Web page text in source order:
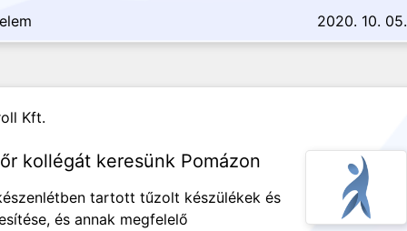
2020. 10. 05.
Kft.
kollégát keresünk Pomázon
tartott tűzolt készülékek és
és annak megfelelő